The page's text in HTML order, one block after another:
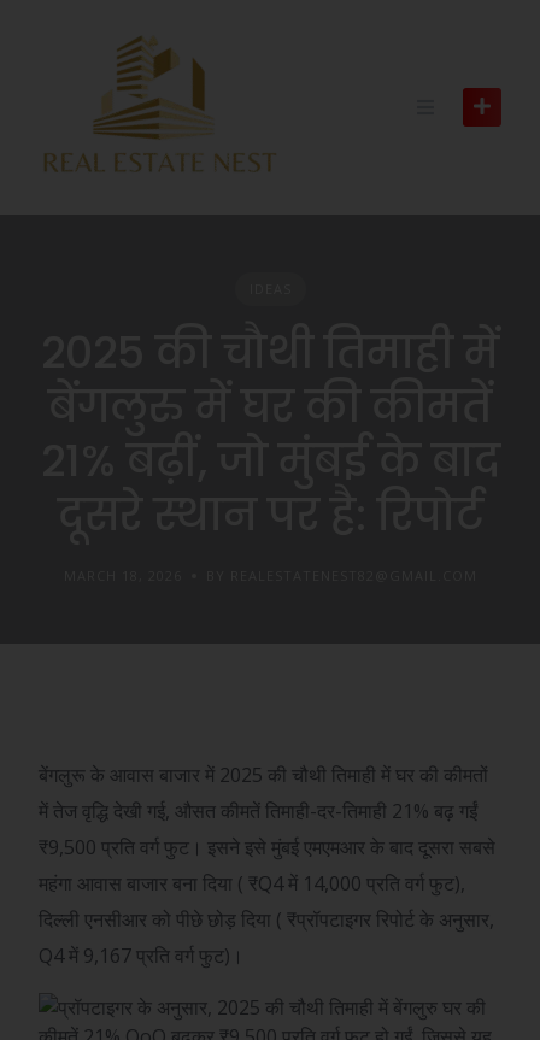
बेंगलुरू के आवास बाजार में 2025 की चौथी तिमाही में घर की कीमतों
में तेज वृद्धि देखी गई, औसत कीमतें तिमाही-दर-तिमाही 21% बढ़ गईं
₹9,500 प्रति वर्ग फुट। इसने इसे मुंबई एमएमआर के बाद दूसरा सबसे
महंगा आवास बाजार बना दिया ( ₹Q4 में 14,000 प्रति वर्ग फुट),
दिल्ली एनसीआर को पीछे छोड़ दिया ( ₹प्रॉपटाइगर रिपोर्ट के अनुसार,
Q4 में 9,167 प्रति वर्ग फुट)।